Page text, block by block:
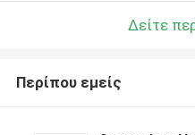
Δείτε
Περίπου εμείς